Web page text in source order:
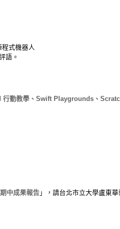
式機器人
語。
行動教學、Swift Playgrounds、
中成果報告」，請台北市立大學盧東華